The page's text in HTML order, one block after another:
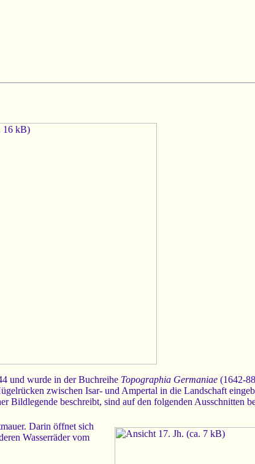
und wurde in der Buchreihe Topographia Germaniae (1642-
zwischen Isar- und Ampertal in die Landschaft
beschreibt, sind auf den folgenden Ausschnitten
Darin öffnet sich
Wasserräder vom